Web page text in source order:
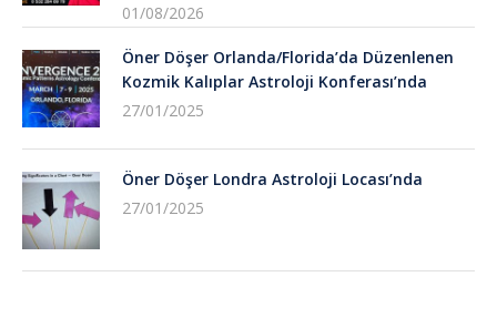
01/08/2026
Öner Döşer Orlanda/Florida’da Düzenlenen
Kozmik Kalıplar Astroloji Konferası’nda
27/01/2025
Öner Döşer Londra Astroloji Locası’nda
27/01/2025